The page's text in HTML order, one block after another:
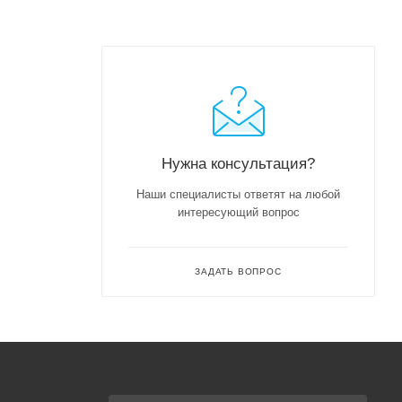
Нужна консультация?
Наши специалисты ответят на любой
интересующий вопрос
ЗАДАТЬ ВОПРОС